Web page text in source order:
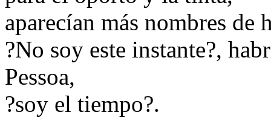
aparecían más nombres de
?No soy este instante?,
Pessoa,
?soy el tiempo?.